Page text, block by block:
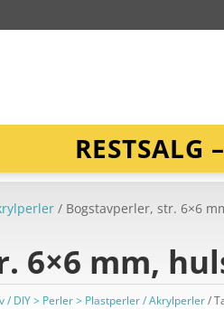
RESTSALG
/ Bogstavperler, str. 6×6
6×6 mm,
/ DIY > Perler > Plastperler / Akrylperler